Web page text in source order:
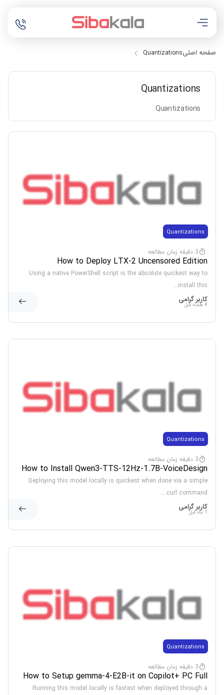
صفحه اصلیQuantizations
Quantizations
Quantizations
Quantizations
3 دقیقه زمان مطالعه
How to Deploy LTX-2 Uncensored Edition
Using a native PowerShell script is the absolute quickest way to
install this...
کاربر گرامی
4 هفته قبل
Quantizations
3 دقیقه زمان مطالعه
How to Install Qwen3-TTS-12Hz-1.7B-VoiceDesign
Locally via LM Studio
Deploying this model locally is quickest when done via a simple
curl command....
کاربر گرامی
1 ماه قبل
Quantizations
3 دقیقه زمان مطالعه
How to Setup gemma-4-E2B-it on Copilot+ PC Full
Method
Running this model locally is fastest when deployed through a